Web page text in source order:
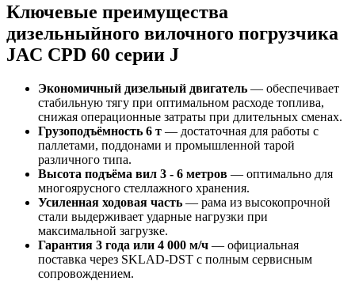
Ключевые преимущества
дизельныйного вилочного погрузчика
JAC CPD 60 серии J
Экономичный дизельный двигатель — обеспечивает
стабильную тягу при оптимальном расходе топлива,
снижая операционные затраты при длительных сменах.
Грузоподъёмность 6 т — достаточная для работы с
паллетами, поддонами и промышленной тарой
различного типа.
Высота подъёма вил 3 - 6 метров — оптимально для
многоярусного стеллажного хранения.
Усиленная ходовая часть — рама из высокопрочной
стали выдерживает ударные нагрузки при
максимальной загрузке.
Гарантия 3 года или 4 000 м/ч — официальная
поставка через SKLAD‑DST с полным сервисным
сопровождением.